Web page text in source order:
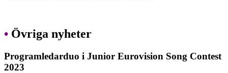
• Övriga nyheter
Programledarduo i Junior Eurovision Song Contest
2023